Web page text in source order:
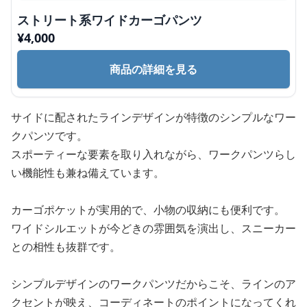
ストリート系ワイドカーゴパンツ
¥4,000
商品の詳細を見る
サイドに配されたラインデザインが特徴のシンプルなワー
クパンツです。
スポーティーな要素を取り入れながら、ワークパンツらし
い機能性も兼ね備えています。
カーゴポケットが実用的で、小物の収納にも便利です。
ワイドシルエットが今どきの雰囲気を演出し、スニーカー
との相性も抜群です。
シンプルデザインのワークパンツだからこそ、ラインのア
クセントが映え、コーディネートのポイントになってくれ